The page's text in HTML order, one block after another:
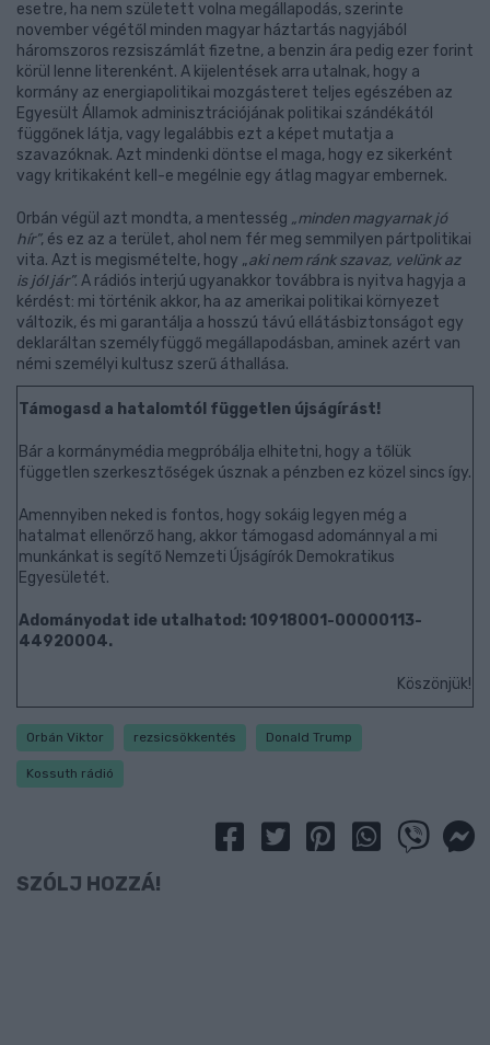
esetre, ha nem született volna megállapodás, szerinte
november végétől minden magyar háztartás nagyjából
háromszoros rezsiszámlát fizetne, a benzin ára pedig ezer forint
körül lenne literenként. A kijelentések arra utalnak, hogy a
kormány az energiapolitikai mozgásteret teljes egészében az
Egyesült Államok adminisztrációjának politikai szándékától
függőnek látja, vagy legalábbis ezt a képet mutatja a
szavazóknak. Azt mindenki döntse el maga, hogy ez sikerként
vagy kritikaként kell-e megélnie egy átlag magyar embernek.
Orbán végül azt mondta, a mentesség „minden magyarnak jó
hír”, és ez az a terület, ahol nem fér meg semmilyen pártpolitikai
vita. Azt is megismételte, hogy „aki nem ránk szavaz, velünk az
is jól jár”. A rádiós interjú ugyanakkor továbbra is nyitva hagyja a
kérdést: mi történik akkor, ha az amerikai politikai környezet
változik, és mi garantálja a hosszú távú ellátásbiztonságot egy
deklaráltan személyfüggő megállapodásban, aminek azért van
némi személyi kultusz szerű áthallása.
Támogasd a hatalomtól független újságírást!
Bár a kormánymédia megpróbálja elhitetni, hogy a tőlük
független szerkesztőségek úsznak a pénzben ez közel sincs így.
Amennyiben neked is fontos, hogy sokáig legyen még a
hatalmat ellenőrző hang, akkor támogasd adománnyal a mi
munkánkat is segítő Nemzeti Újságírók Demokratikus
Egyesületét.
Adományodat ide utalhatod: 10918001-00000113-
44920004.
Köszönjük!
Orbán Viktor rezsicsökkentés Donald Trump
Kossuth rádió
SZÓLJ HOZZÁ!